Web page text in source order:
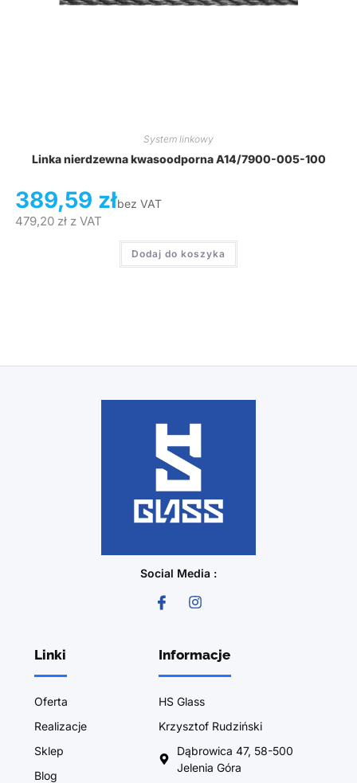
System linkowy
Linka nierdzewna kwasoodporna A14/7900-005-100
389,59 złbez VAT
479,20 złz VAT
Dodaj do koszyka
Social Media :
Linki
Oferta
Realizacje
Sklep
Blog
Informacje
HS Glass
Krzysztof Rudziński
Dąbrowica 47, 58-500
Jelenia Góra